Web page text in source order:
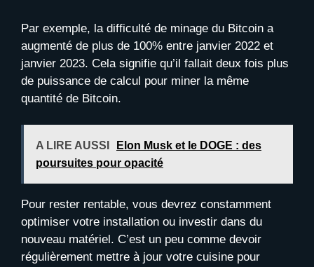
Par exemple, la difficulté de minage du Bitcoin a
augmenté de plus de 100% entre janvier 2022 et
janvier 2023. Cela signifie qu’il fallait deux fois plus
de puissance de calcul pour miner la même
quantité de Bitcoin.
A LIRE AUSSI
Elon Musk et le DOGE : des
poursuites pour opacité
Pour rester rentable, vous devrez constamment
optimiser votre installation ou investir dans du
nouveau matériel. C’est un peu comme devoir
régulièrement mettre à jour votre cuisine pour